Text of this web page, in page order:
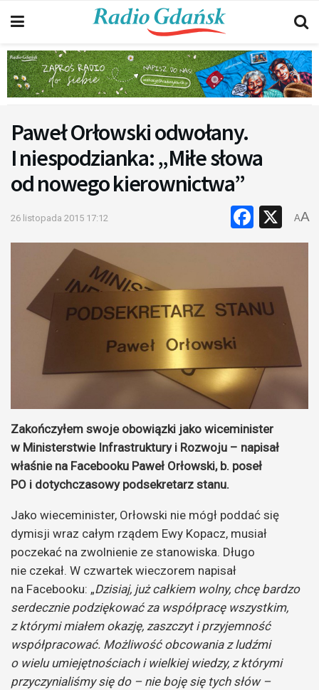
Paweł Orłowski odwołany.
I niespodzianka: „Miłe słowa
od nowego kierownictwa”
26 listopada 2015 17:12 X
AA
Zakończyłem swoje obowiązki jako wiceminister
w Ministerstwie Infrastruktury i Rozwoju – napisał
właśnie na Facebooku Paweł Orłowski, b. poseł
PO i dotychczasowy podsekretarz stanu.
Jako wieceminister, Orłowski nie mógł poddać się
dymisji wraz całym rządem Ewy Kopacz, musiał
poczekać na zwolnienie ze stanowiska. Długo
nie czekał. W czwartek wieczorem napisał
na Facebooku: „Dzisiaj, już całkiem wolny, chcę bardzo
serdecznie podziękować za współpracę wszystkim,
z którymi miałem okazję, zaszczyt i przyjemność
współpracować. Możliwość obcowania z ludźmi
o wielu umiejętnościach i wielkiej wiedzy, z którymi
przyczynialiśmy się do – nie boję się tych słów –